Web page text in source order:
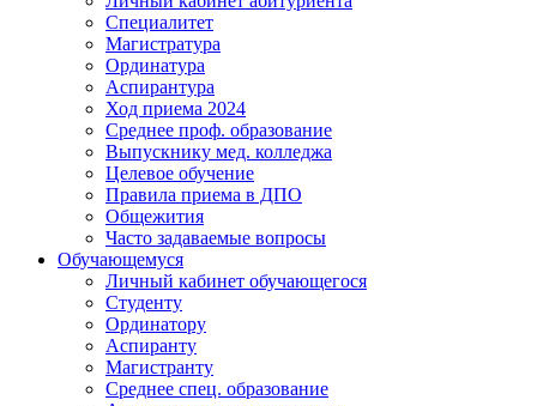
Специалитет
Магистратура
Ординатура
Аспирантура
Ход приема 2024
Среднее проф. образование
Выпускнику мед. колледжа
Целевое обучение
Правила приема в ДПО
Общежития
Часто задаваемые вопросы
Обучающемуся
Личный кабинет обучающегося
Студенту
Ординатору
Аспиранту
Магистранту
Среднее спец. образование